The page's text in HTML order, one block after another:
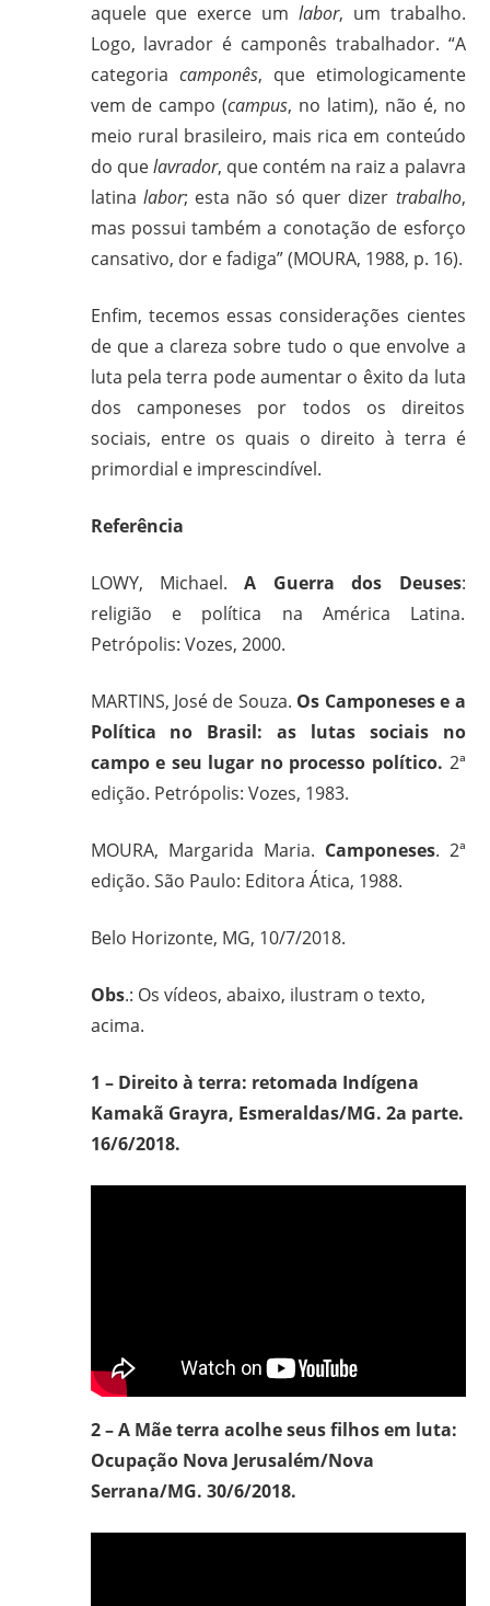
aquele que exerce um labor, um trabalho.
Logo, lavrador é camponês trabalhador. “A
categoria camponês, que etimologicamente
vem de campo (campus, no latim), não é, no
meio rural brasileiro, mais rica em conteúdo
do quelavrador, que contém na raiz a palavra
latina labor; esta não só quer dizer trabalho,
mas possui também a conotação de esforço
cansativo, dor e fadiga” (MOURA, 1988, p. 16).
Enfim, tecemos essas considerações cientes
de que a clareza sobre tudo o que envolve a
luta pela terra pode aumentar o êxito da luta
dos camponeses por todos os direitos
sociais, entre os quais o direito à terra é
primordial e imprescindível.
Referência
LOWY, Michael.A Guerra dos Deuses:
religião e política na América Latina.
Petrópolis: Vozes, 2000.
MARTINS, José de Souza. Os Camponeses e a
Política no Brasil: as lutas sociais no
campo e seu lugar no processo político. 2ª
edição. Petrópolis: Vozes, 1983.
MOURA, Margarida Maria. Camponeses. 2ª
edição. São Paulo: Editora Ática, 1988.
Belo Horizonte, MG, 10/7/2018.
Obs.: Os vídeos, abaixo, ilustram o texto,
acima.
1 – Direito à terra: retomada Indígena
Kamakã Grayra, Esmeraldas/MG. 2a parte.
16/6/2018.
2 – A Mãe terra acolhe seus filhos em luta:
Ocupação Nova Jerusalém/Nova
Serrana/MG. 30/6/2018.